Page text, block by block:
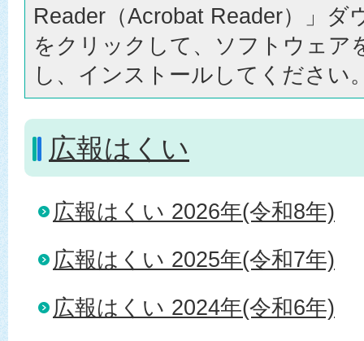
Reader（Acrobat Reader）」ダ
をクリックして、ソフトウェア
し、インストールしてください
広報はくい
広報はくい 2026年(令和8年)
広報はくい 2025年(令和7年)
広報はくい 2024年(令和6年)